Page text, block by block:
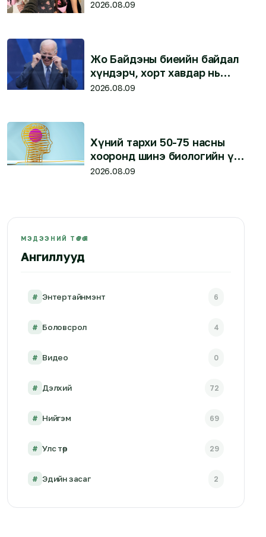
гишүүд нь шүтэн
2026.08.09
Жо Байдэны биеийн байдал
хүндэрч, хорт хавдар нь
бусад эрхтэнд тархжээ
2026.08.09
Хүний тархи 50-75 насны
хооронд шинэ биологийн үе
шатанд ордгийг эрдэмтэд
2026.08.09
МЭДЭЭНИЙ ТӨРӨЛ
Ангиллууд
# Энтертайнмэнт 6
# Боловсрол 4
# Видео 0
# Дэлхий 72
# Нийгэм 69
# Улс төр 29
# Эдийн засаг 2